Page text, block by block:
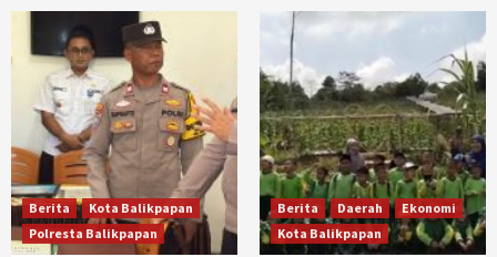
Berita
Kota Balikpapan
Polresta Balikpapan
Berita Daerah
Ekonomi
Kota Balikpapan